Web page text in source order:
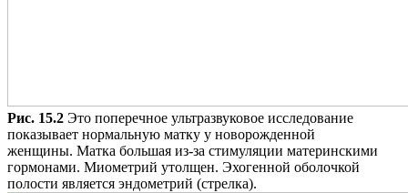
Рис. 15.2 Это поперечное ультразвуковое исследование
показывает нормальную матку у новорожденной
женщины. Матка большая из-за стимуляции материнскими
гормонами. Миометрий утолщен. Эхогенной оболочкой
полости является эндометрий (стрелка).